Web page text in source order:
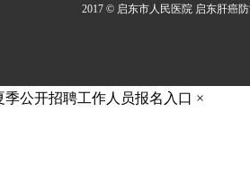
2017 © 启东市人民医院 启东肝癌
季公开招聘工作人员报名入口 ×